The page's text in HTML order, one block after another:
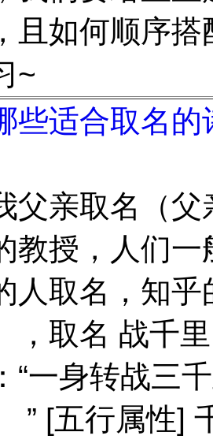
且如何顺序
~
些适合取名
父亲取名（
教授，人们
人取名，知
，取名 战千
“一身转战三
” [五行属性]